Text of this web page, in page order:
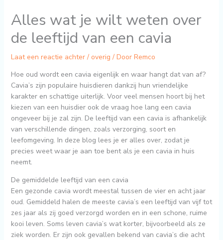
Alles wat je wilt weten over
de leeftijd van een cavia
Laat een reactie achter / overig / Door Remco
Hoe oud wordt een cavia eigenlijk en waar hangt dat van af?
Cavia’s zijn populaire huisdieren dankzij hun vriendelijke
karakter en schattige uiterlijk. Voor veel mensen hoort bij het
kiezen van een huisdier ook de vraag hoe lang een cavia
ongeveer bij je zal zijn. De leeftijd van een cavia is afhankelijk
van verschillende dingen, zoals verzorging, soort en
leefomgeving. In deze blog lees je er alles over, zodat je
precies weet waar je aan toe bent als je een cavia in huis
neemt.
De gemiddelde leeftijd van een cavia
Een gezonde cavia wordt meestal tussen de vier en acht jaar
oud. Gemiddeld halen de meeste cavia’s een leeftijd van vijf tot
zes jaar als zij goed verzorgd worden en in een schone, ruime
kooi leven. Soms leven cavia’s wat korter, bijvoorbeeld als ze
ziek worden. Er zijn ook gevallen bekend van cavia’s die acht